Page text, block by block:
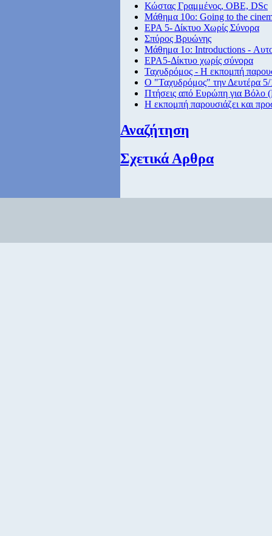
Κώστας Γραμμένος, ΟΒΕ, DSc
Μάθημα 10ο: Going to the
ΕΡΑ 5- Δίκτυο Χωρίς Σύνορα
Σπύρος Βρυώνης
Μάθημα 1ο: Introductions -
ΕΡΑ5-Δίκτυο χωρίς σύνορα
Ταχυδρόμος - Η εκπομπή
Ο "Ταχυδρόμος" την Δευτέρα 5/
Πτήσεις από Eυρώπη για Βόλο
Η εκπομπή παρουσιάζει και
Αναζήτηση
Σχετικά Αρθρα